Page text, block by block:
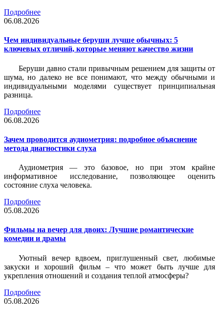
Подробнее
06.08.2026
Чем индивидуальные беруши лучше обычных: 5
ключевых отличий, которые меняют качество жизни
Беруши давно стали привычным решением для защиты от
шума, но далеко не все понимают, что между обычными и
индивидуальными моделями существует принципиальная
разница.
Подробнее
06.08.2026
Зачем проводится аудиометрия: подробное объяснение
метода диагностики слуха
Аудиометрия — это базовое, но при этом крайне
информативное исследование, позволяющее оценить
состояние слуха человека.
Подробнее
05.08.2026
Фильмы на вечер для двоих: Лучшие романтические
комедии и драмы
Уютный вечер вдвоем, приглушенный свет, любимые
закуски и хороший фильм – что может быть лучше для
укрепления отношений и создания теплой атмосферы?
Подробнее
05.08.2026